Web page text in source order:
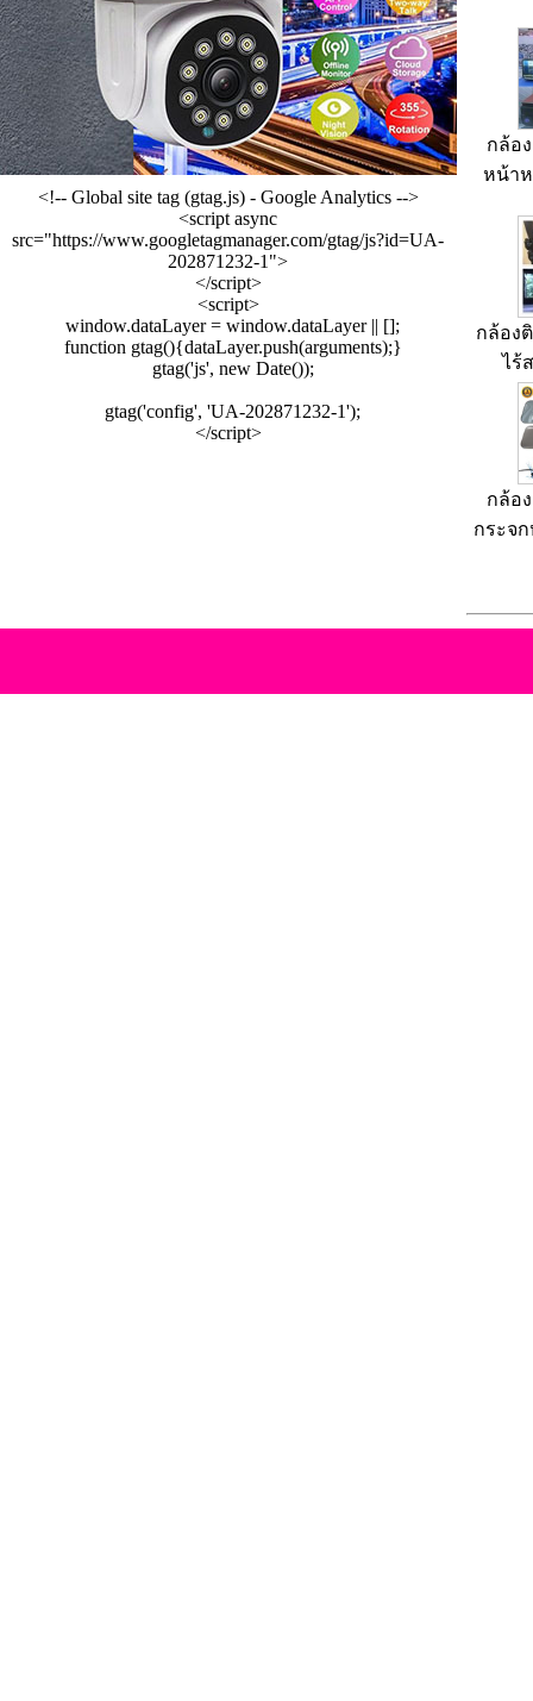
<!-- Global site tag (gtag.js) - Google Analytics -->
<script async
src="https://www.googletagmanager.com/gtag/js?id=UA-
202871232-1">
</script>
<script>
window.dataLayer = window.dataLayer || [];
function gtag(){dataLayer.push(arguments);}
gtag('js', new Date());
gtag('config', 'UA-202871232-1');
</script>
กล้อ
หน้าห
กล้อง
ไร้
กล้อ
กระจ